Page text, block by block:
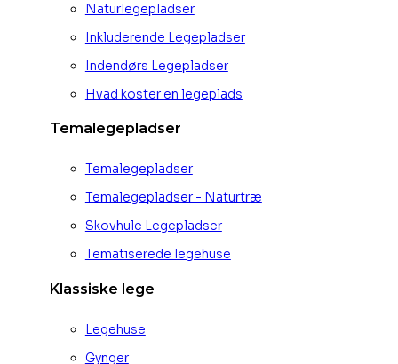
Naturlegepladser
Inkluderende Legepladser
Indendørs Legepladser
Hvad koster en legeplads
Temalegepladser
Temalegepladser
Temalegepladser - Naturtræ
Skovhule Legepladser
Tematiserede legehuse
Klassiske lege
Legehuse
Gynger